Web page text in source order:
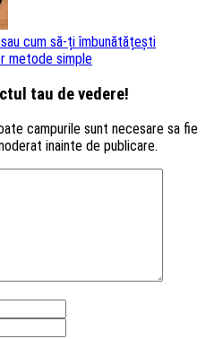
cum să-ți îmbunătățești
metode simple
tau de vedere!
campurile sunt necesare sa fie
inainte de publicare.